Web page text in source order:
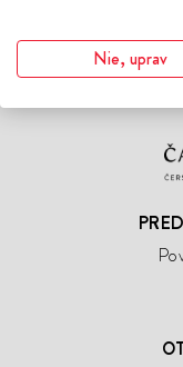
SVETA SKLADOM
Nie, uprav